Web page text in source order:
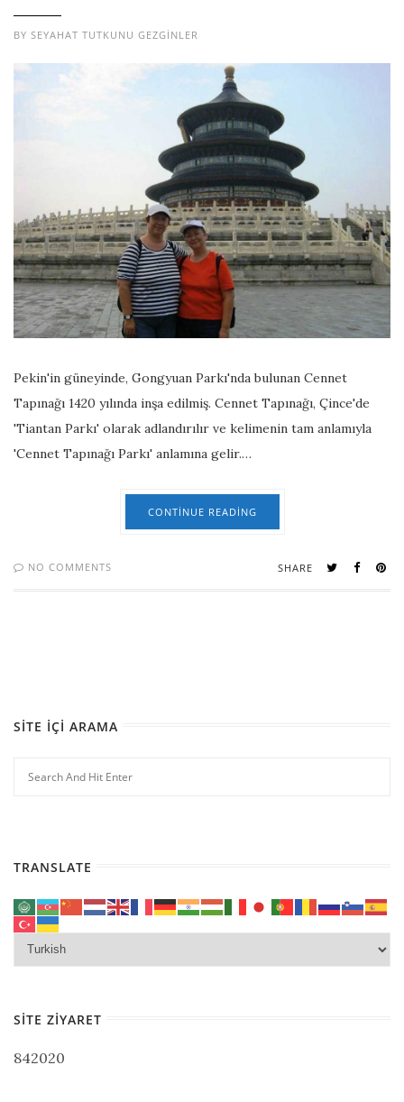
BY SEYAHAT TUTKUNU GEZGINLER
Pekin'in güneyinde, Gongyuan Parkı'nda bulunan Cennet
Tapınağı 1420 yılında inşa edilmiş. Cennet Tapınağı, Çince'de
'Tiantan Parkı' olarak adlandırılır ve kelimenin tam anlamıyla
'Cennet Tapınağı Parkı' anlamına gelir.…
CONTINUE READING
NO COMMENTS SHARE
SITE İÇI ARAMA
TRANSLATE
SITE ZIYARET
842020